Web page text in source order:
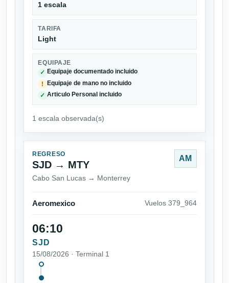
1 escala
TARIFA
Light
EQUIPAJE
✓ Equipaje documentado incluido
! Equipaje de mano no incluido
✓ Articulo Personal incluido
1 escala observada(s)
REGRESO
SJD → MTY
Cabo San Lucas → Monterrey
AM
Aeromexico Vuelos 379_964
06:10
SJD
15/08/2026 · Terminal 1